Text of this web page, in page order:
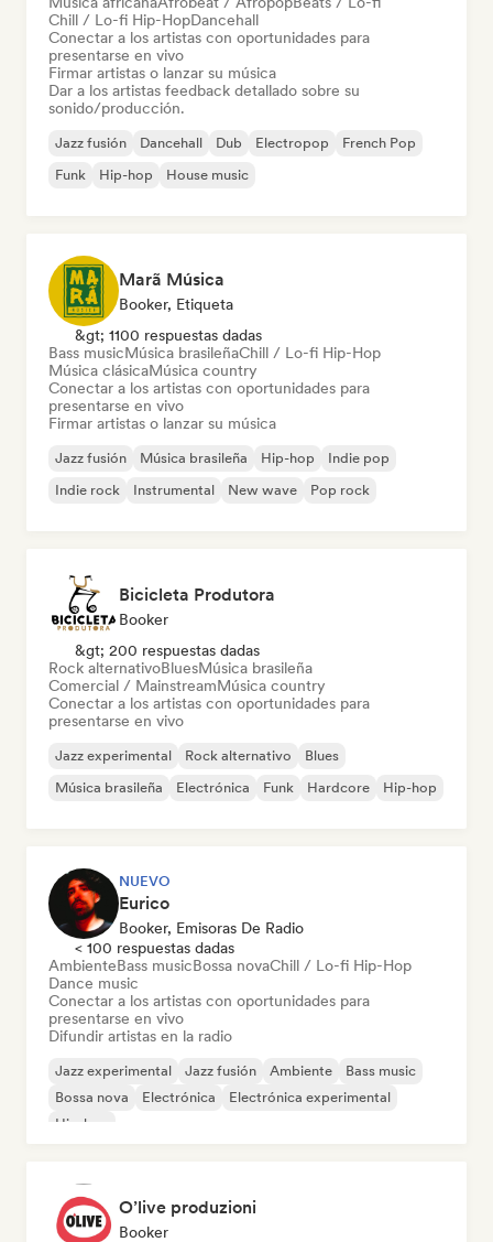
Chill / Lo-fi Hip-HopDancehall
Conectar a los artistas con oportunidades para
presentarse en vivo
Firmar artistas o lanzar su música
Dar a los artistas feedback detallado sobre su
sonido/producción.
Jazz fusión Dancehall Dub Electropop
French Pop
Funk
Hip-hop House music
Marã Música
Booker, Etiqueta
&gt; 1100 respuestas dadas
Bass musicMúsica brasileñaChill / Lo-fi Hip-Hop
Música clásicaMúsica country
Conectar a los artistas con oportunidades para
presentarse en vivo
Firmar artistas o lanzar su música
Jazz fusión Música brasileña Hip-hop
Indie pop
Indie rock
Instrumental New wave Pop rock
Bicicleta Produtora
Booker
&gt; 200 respuestas dadas
Rock alternativoBluesMúsica brasileña
Comercial / MainstreamMúsica country
Conectar a los artistas con oportunidades para
presentarse en vivo
Jazz experimental Rock alternativo
Blues
Música brasileña
Electrónica Funk Hardcore Hip-hop
NUEVO
Eurico
Booker, Emisoras De Radio
< 100 respuestas dadas
AmbienteBass musicBossa novaChill / Lo-fi Hip-Hop
Dance music
Conectar a los artistas con oportunidades para
presentarse en vivo
Difundir artistas en la radio
Jazz experimental Jazz fusión Ambiente
Bass music
Bossa nova
Electrónica
Electrónica experimental
Hip-hop
O’live produzioni
Booker